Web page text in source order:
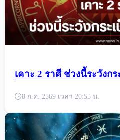
เคาะ 2 ราศี ช่วงนี้ระวังกร
8 ก.ค. 2569 เวลา 20:55 น.